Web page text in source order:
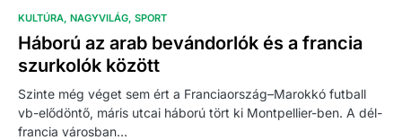
KULTÚRA NAGYVILÁG SPORT
Háború az arab bevándorlók és a francia
szurkolók között
Szinte még véget sem ért a Franciaország–Marokkó futball
vb-elődöntő, máris utcai háború tört ki Montpellier-ben. A dél-
francia városban…